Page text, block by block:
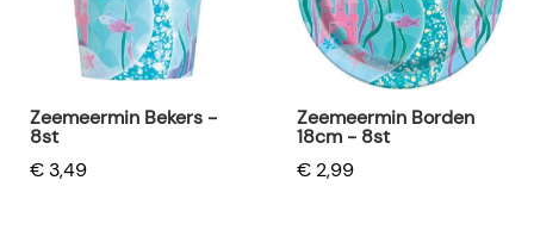
Zeemeermin Bekers -
8st
€ 3,49
Zeemeermin Borden
18cm - 8st
€ 2,99